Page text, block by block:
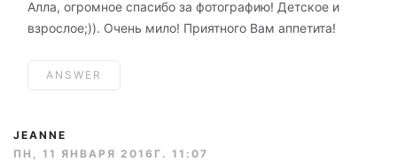
Алла, огромное спасибо за фотографию! Детское и
взрослое;)). Очень мило! Приятного Вам аппетита!
ANSWER
JEANNE
ПН, 11 ЯНВАРЯ 2016Г. 11:07